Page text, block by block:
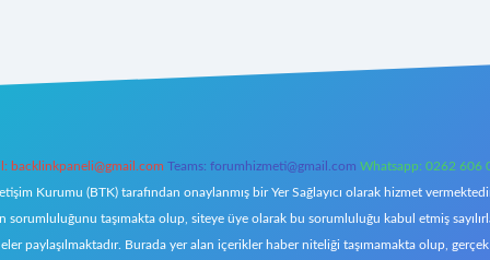
backlinkpaneli@gmail.com Teams: forumhizmeti@gmail.com Whatsapp: 0262 606
Kurumu (BTK) tarafından onaylanmış bir Yer Sağlayıcı olarak hizmet
taşımakta olup, siteye üye olarak bu sorumluluğu kabul etmiş
paylaşılmaktadır. Burada yer alan içerikler haber niteliği taşımamakta olup,